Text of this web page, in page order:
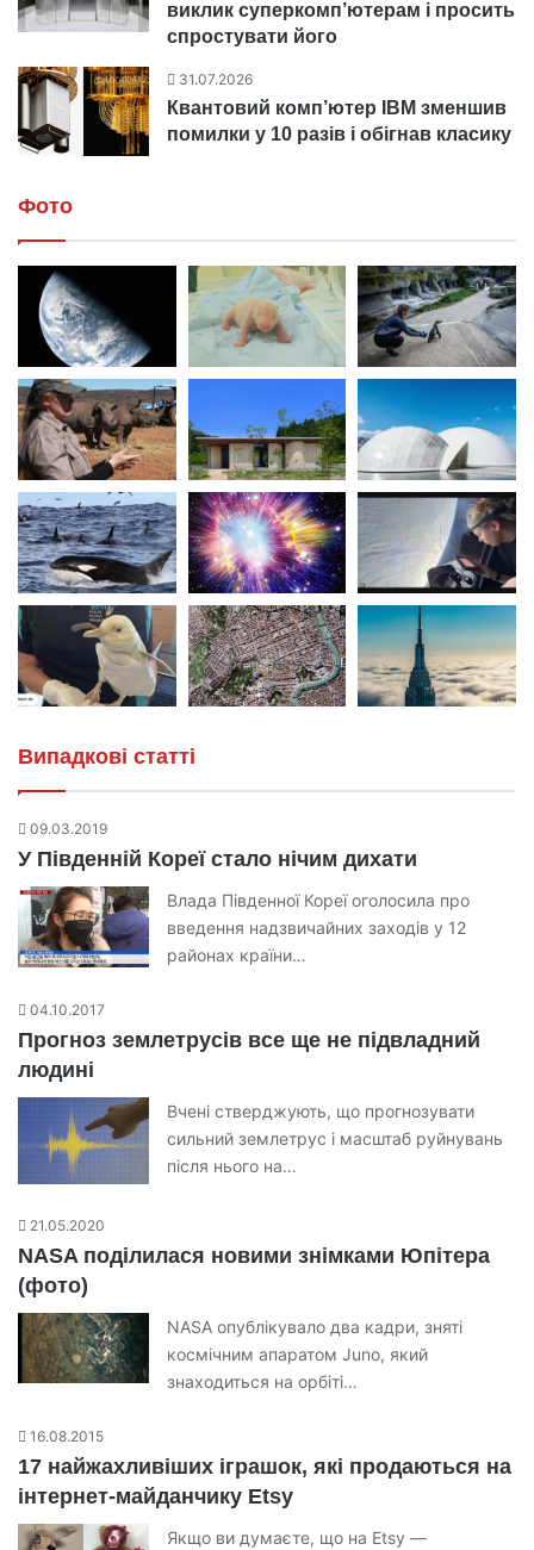
виклик суперкомп’ютерам і просить
спростувати його
31.07.2026
Квантовий комп’ютер IBM зменшив
помилки у 10 разів і обігнав класику
Фото
Випадкові статті
09.03.2019
У Південній Кореї стало нічим дихати
Влада Південної Кореї оголосила про
введення надзвичайних заходів у 12
районах країни…
04.10.2017
Прогноз землетрусів все ще не підвладний
людині
Вчені стверджують, що прогнозувати
сильний землетрус і масштаб руйнувань
після нього на…
21.05.2020
NASA поділилася новими знімками Юпітера
(фото)
NASA опублікувало два кадри, зняті
космічним апаратом Juno, який
знаходиться на орбіті…
16.08.2015
17 найжахливіших іграшок, які продаються на
інтернет-майданчику Etsy
Якщо ви думаєте, що на Etsy —